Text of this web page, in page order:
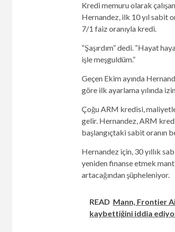
Kredi memuru olarak
Hernandez, ilk 10 yıl sabit
7/1 faiz oranıyla kredi.
“Şaşırdım” dedi. “Hayat
işle meşguldüm.”
Geçen Ekim ayında
göre ilk ayarlama yılında
Çoğu ARM kredisi,
gelir. Hernandez, ARM
başlangıçtaki sabit oranın
Hernandez için, 30 yıllık
yeniden finanse etmek
artacağından şüpheleniyor.
READ Mann, Frontier
kaybettiğini iddia